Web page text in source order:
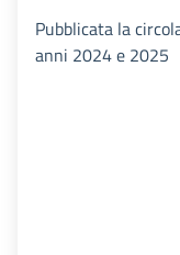
Pubblicata la
anni 2024 e 2025